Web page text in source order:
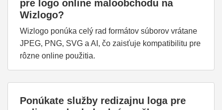
pre logo online maloobchodu na
Wizlogo?
Wizlogo ponúka celý rad formátov súborov vrátane
JPEG, PNG, SVG a AI, čo zaisťuje kompatibilitu pre
rôzne online použitia.
Ponúkate služby redizajnu loga pre